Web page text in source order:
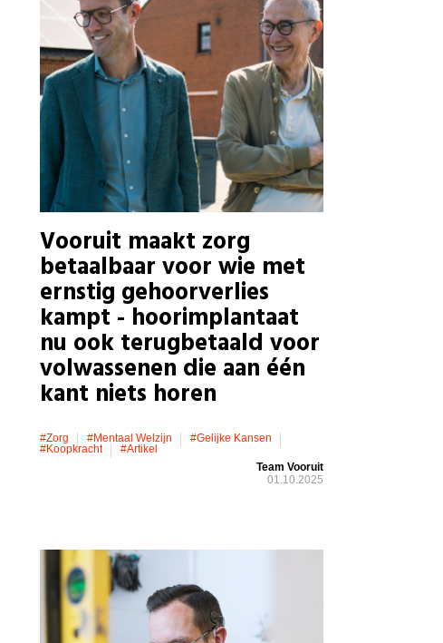
Vooruit maakt zorg
betaalbaar voor wie met
ernstig gehoorverlies
kampt - hoorimplantaat
nu ook terugbetaald voor
volwassenen die aan één
kant niets horen
#zorg #mentaal Welzijn
#gelijke Kansen
#koopkracht
#artikel
Team Vooruit
01.10.2025